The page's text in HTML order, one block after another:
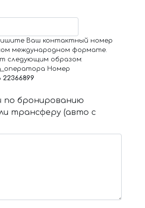
Ваш контактный номер
международном формате.
следующим образом:
Номер
22366899
по бронированию
трансферу (авто с